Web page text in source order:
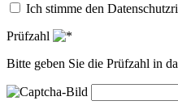
Ich stimme den
Prüfzahl
Bitte geben Sie die Prüfzahl in